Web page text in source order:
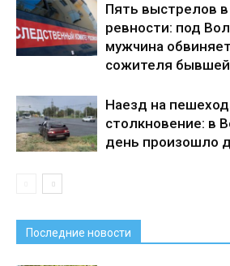
Пять выстрелов в
ревности: под
мужчина
сожителя
Наезд на
столкновение: в
день произошло
Последние новости